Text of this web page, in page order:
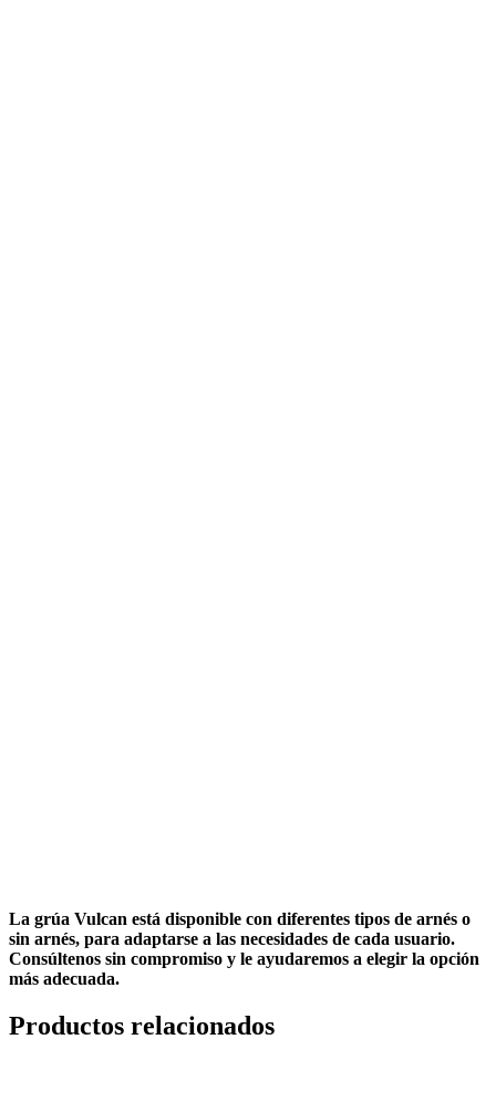
La grúa Vulcan está disponible con diferentes tipos de arnés o
sin arnés, para adaptarse a las necesidades de cada usuario.
Consúltenos sin compromiso y le ayudaremos a elegir la opción
más adecuada.
Productos relacionados